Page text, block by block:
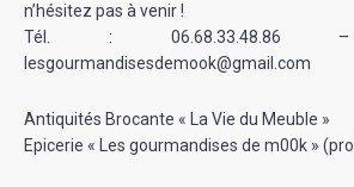
n’hésitez pas à venir !
Tél. :
lesgourmandisesdemook@gmail.com
Antiquités Brocante « La Vie du Meuble »
Epicerie « Les gourmandises de m00k »